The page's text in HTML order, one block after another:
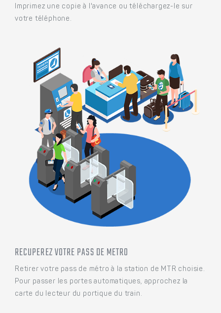
Imprimez une copie à l'avance ou téléchargez-le sur
votre téléphone.
RECUPEREZ VOTRE PASS DE METRO
Retirer votre pass de métro à la station de MTR choisie.
Pour passer les portes automatiques, approchez la
carte du lecteur du portique du train.